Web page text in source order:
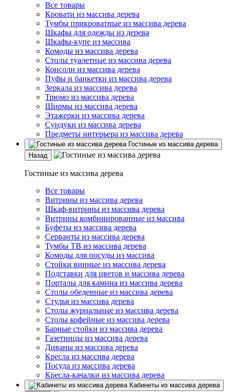
Все товары
Кровати из массива дерева
Тумбы прикроватные из массива дерева
Шкафы для одежды из дерева
Шкафы-купе из массива
Комоды из массива дерева
Столы туалетные из массива дерева
Консоли из массива дерева
Пуфы и банкетки из массива дерева
Зеркала из массива дерева
Трюмо из массива дерева
Ширмы из массива дерева
Этажерки из массива дерева
Сундуки из массива дерева
Предметы интерьера из массива дерева
Гостиные из массива дерева
Назад
Гостиные из массива дерева
Все товары
Витрины из массива дерева
Шкаф-витрины из массива дерева
Витрины комбинированные из массива
Буфеты из массива дерева
Серванты из массива дерева
Тумбы ТВ из массива дерева
Комоды для посуды из массива
Стойки винные из массива дерева
Подставки для цветов и массива дерева
Порталы для камина из массива дерева
Столы обеденные из массива дерева
Стулья из массива дерева
Столы журнальные из массива дерева
Столы кофейные из массива дерева
Барные стойки из массива дерева
Газетницы из массива дерева
Диваны из массива дерева
Кресла из массива дерева
Посуда из массива дерева
Кресла-качалки из массива дерева
Кабинеты из массива дерева